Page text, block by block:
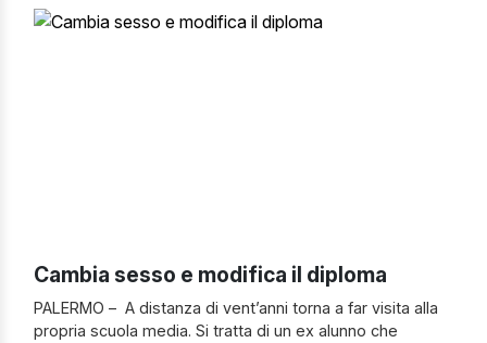
Cambia sesso e modifica il diploma
PALERMO – A distanza di vent’anni torna a far visita alla
propria scuola media. Si tratta di un ex alunno che